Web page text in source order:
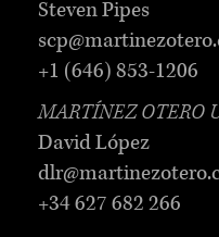
Steven Pipes
+1 (646) 853-1206
MARTÍNEZ OTERO
David López
+34 627 682 266